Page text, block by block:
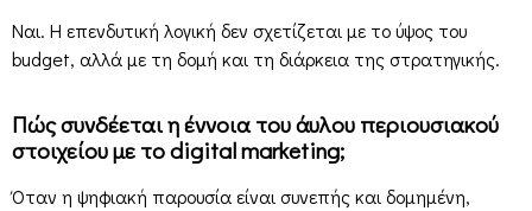
Ναι. Η επενδυτική λογική δεν σχετίζεται με το ύψος του
budget, αλλά με τη δομή και τη διάρκεια της στρατηγικής.
Πώς συνδέεται η έννοια του άυλου περιουσιακού
στοιχείου με το digital marketing;
Όταν η ψηφιακή παρουσία είναι συνεπής και δομημένη,